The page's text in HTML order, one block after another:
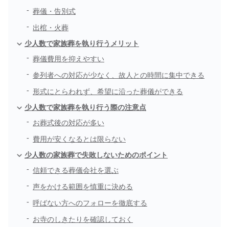
葬儀・告別式
出棺・火葬
少人数で家族葬を執り行うメリット
葬儀費用を抑えやすい
参列者への対応が少なく、故人との時間に集中できる
形式にとらわれず、希望に沿った葬儀ができる
少人数で家族葬を執り行う際の注意点
お葬式後の対応が多い
費用が安くなるとは限らない
少人数の家族葬で失敗しないためのポイント
信頼できる葬儀会社を選ぶ
声をかける範囲を慎重に決める
呼ばない方へのフォローを徹底する
お寺のしきたりを確認しておく